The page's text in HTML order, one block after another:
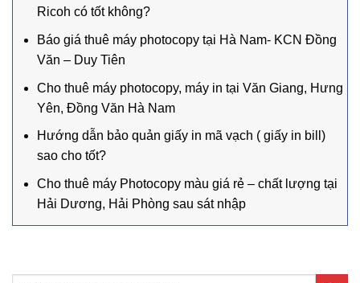
Ricoh có tốt không?
Báo giá thuê máy photocopy tại Hà Nam- KCN Đồng
Văn – Duy Tiên
Cho thuê máy photocopy, máy in tại Văn Giang, Hưng
Yên, Đồng Văn Hà Nam
Hướng dẫn bảo quản giấy in mã vạch ( giấy in bill)
sao cho tốt?
Cho thuê máy Photocopy màu giá rẻ – chất lượng tại
Hải Dương, Hải Phòng sau sát nhập